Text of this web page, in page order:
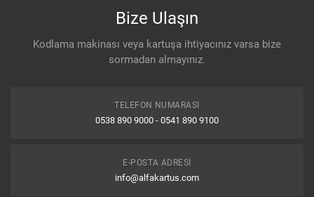
Bize Ulaşın
Kodlama makinası veya kartuşa ihtiyacınız varsa bize
sormadan almayınız.
TELEFON NUMARASI
0538 890 9000 - 0541 890 9100
E-POSTA ADRESI
info@alfakartus.com